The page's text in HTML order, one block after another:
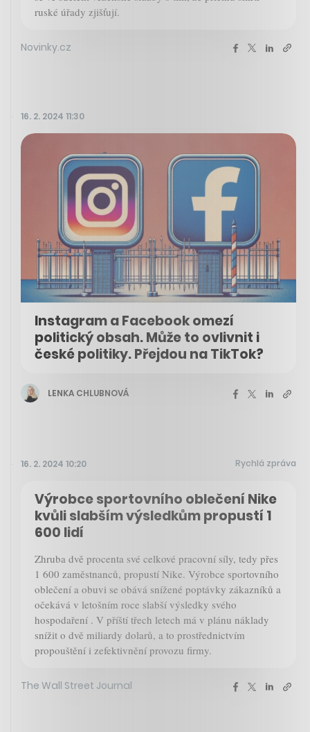
ruské úřady zjišťují.
Novinky.cz
16. 2. 2024 11:30
Instagram a Facebook omezí
politický obsah. Může to ovlivnit i
české politiky. Přejdou na TikTok?
LENKA CHLUBNOVÁ
16. 2. 2024 10:20 Rychlá zpráva
Výrobce sportovního oblečení Nike
kvůli slabším výsledkům propustí 1
600 lidí
Zhruba dvě procenta své celkové pracovní síly, tedy přes
1 600 zaměstnanců, propustí Nike. Výrobce sportovního
oblečení a obuvi se obává snížené poptávky zákazníků a
očekává v letošním roce slabší výsledky svého
hospodaření . V příští třech letech má v plánu náklady
snížit o dvě miliardy dolarů, a to prostřednictvím
propouštění i zefektivnění provozu firmy.
The Wall Street Journal